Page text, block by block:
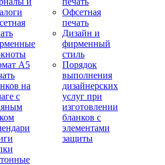
А5
на
с
Офсетная
печать
Дизайн и
фирменный
стиль
Порядок
выполнения
дизайнерских
услуг при
изготовлении
бланков с
элементами
защиты